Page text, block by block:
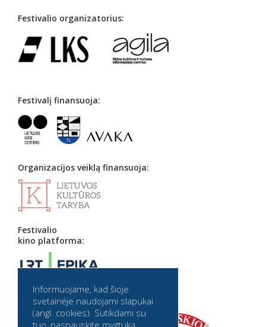
Festivalio organizatorius:
Festivalį finansuoja:
Organizacijos veiklą finansuoja:
Festivalio
kino platforma:
Partneriai:
Informuojame, kad šioje
svetainėje naudojami slapukai
(angl. cookies). Sutikdami su
tuo, paspauskite mygtuką